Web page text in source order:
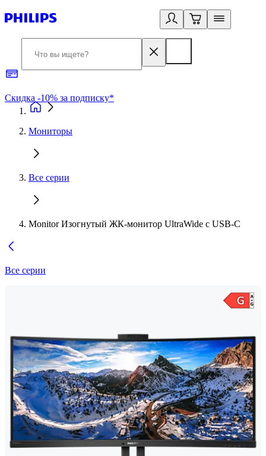
Скидка -10% за подписку*
Мониторы
Все серии
Monitor Изогнутый ЖК-монитор UltraWide с USB-C
Все серии